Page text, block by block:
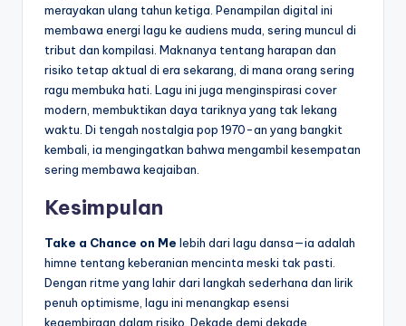
merayakan ulang tahun ketiga. Penampilan digital ini
membawa energi lagu ke audiens muda, sering muncul di
tribut dan kompilasi. Maknanya tentang harapan dan
risiko tetap aktual di era sekarang, di mana orang sering
ragu membuka hati. Lagu ini juga menginspirasi cover
modern, membuktikan daya tariknya yang tak lekang
waktu. Di tengah nostalgia pop 1970-an yang bangkit
kembali, ia mengingatkan bahwa mengambil kesempatan
sering membawa keajaiban.
Kesimpulan
Take a Chance on Me lebih dari lagu dansa—ia adalah
himne tentang keberanian mencinta meski tak pasti.
Dengan ritme yang lahir dari langkah sederhana dan lirik
penuh optimisme, lagu ini menangkap esensi
kegembiraan dalam risiko. Dekade demi dekade,